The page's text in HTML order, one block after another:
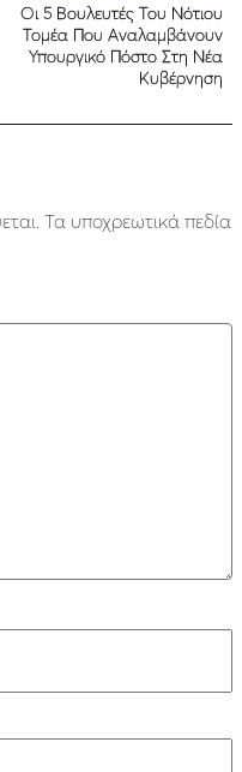
Οι 5 Βουλευτές Του Νότιου
Τομέα Που Αναλαμβάνουν
Υπουργικό Πόστο Στη Νέα
Κυβέρνηση
Τα υποχρεωτικά πεδία